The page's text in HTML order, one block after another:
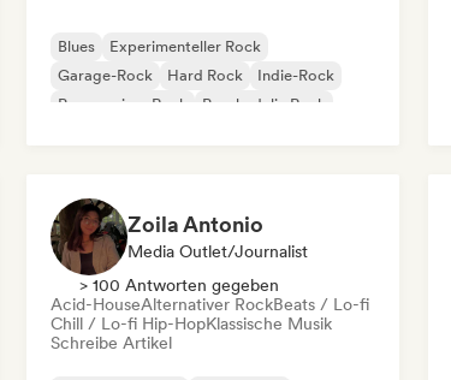
Blues
Experimenteller Rock
Garage-Rock
Hard Rock
Indie-Rock
Progressiver Rock
Psychedelic Rock
Zoila Antonio
Media Outlet/Journalist
> 100 Antworten gegeben
Acid-HouseAlternativer RockBeats / Lo-fi
Chill / Lo-fi Hip-HopKlassische Musik
Schreibe Artikel